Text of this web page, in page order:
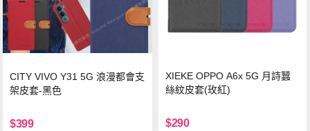
CITY VIVO Y31 5G 浪漫都會支
架皮套-黑色
$399
XIEKE OPPO A6x 5G 月詩蠶
絲紋皮套(玫紅)
$290